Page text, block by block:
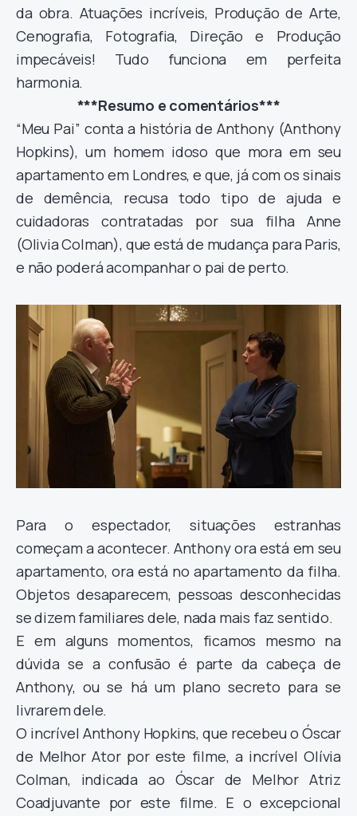
da obra. Atuações incríveis, Produção de Arte,
Cenografia, Fotografia, Direção e Produção
impecáveis! Tudo funciona em perfeita
harmonia.
***Resumo e comentários***
“Meu Pai” conta a história de Anthony (Anthony
Hopkins), um homem idoso que mora em seu
apartamento em Londres, e que, já com os sinais
de demência, recusa todo tipo de ajuda e
cuidadoras contratadas por sua filha Anne
(Olivia Colman), que está de mudança para Paris,
e não poderá acompanhar o pai de perto.
Para o espectador, situações estranhas
começam a acontecer. Anthony ora está em seu
apartamento, ora está no apartamento da filha.
Objetos desaparecem, pessoas desconhecidas
se dizem familiares dele, nada mais faz sentido.
E em alguns momentos, ficamos mesmo na
dúvida se a confusão é parte da cabeça de
Anthony, ou se há um plano secreto para se
livrarem dele.
O incrível Anthony Hopkins, que recebeu o Óscar
de Melhor Ator por este filme, a incrível Olívia
Colman, indicada ao Óscar de Melhor Atriz
Coadjuvante por este filme. E o excepcional